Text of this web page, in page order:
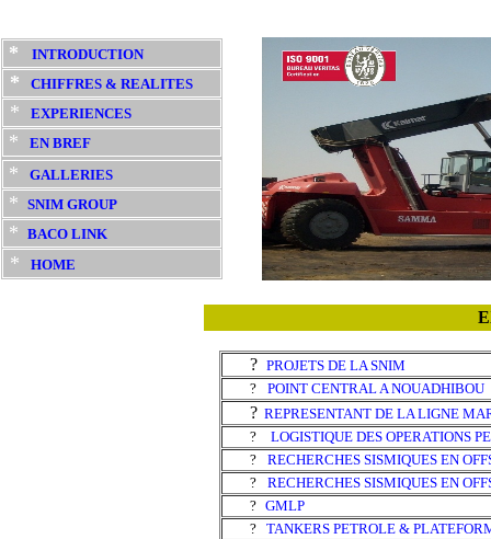
* INTRODUCTION
* CHIFFRES & REALITES
* EXPERIENCES
* EN BREF
* GALLERIES
* SNIM GROUP
* BACO LINK
* HOME
? PROJETS DE LA SNIM
?
POINT CENTRAL A NOUADHIBOU
? REPRESENTANT DE LA LIGNE
?
LOGISTIQUE DES OPERATIONS
?
RECHERCHES SISMIQUES EN
?
RECHERCHES SISMIQUES EN
? GMLP
?
TANKERS PETROLE &